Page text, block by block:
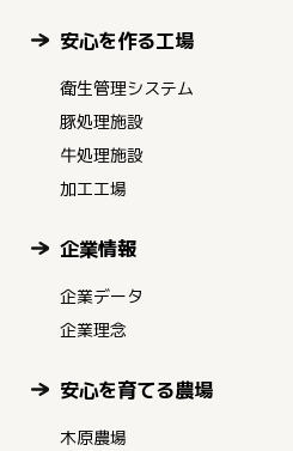
安心を作る工場
衛生管理システム
豚処理施設
牛処理施設
加工工場
企業情報
企業データ
企業理念
安心を育てる農場
木原農場